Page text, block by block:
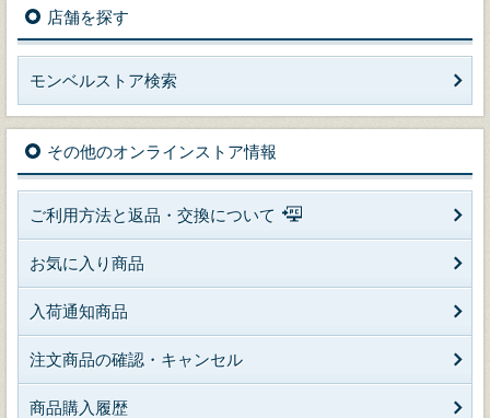
店舗を探す
モンベルストア検索
その他のオンラインストア情報
ご利用方法と返品・交換について
お気に入り商品
入荷通知商品
注文商品の確認・キャンセル
商品購入履歴